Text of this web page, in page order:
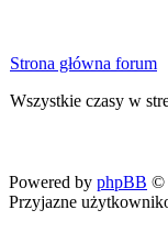
Strona główna forum
Wszystkie czasy w
Powered by phpBB ©
Przyjazne